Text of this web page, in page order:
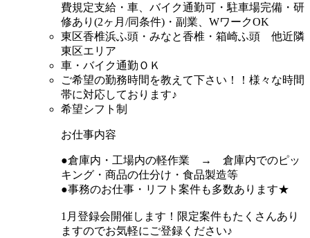
費規定支給・車、バイク通勤可・駐車場完備・研
修あり(2ヶ月/同条件)・副業、WワークOK
東区香椎浜ふ頭・みなと香椎・箱崎ふ頭 他近隣
東区エリア
車・バイク通勤ＯＫ
ご希望の勤務時間を教えて下さい！！様々な時間
帯に対応しております♪
希望シフト制
お仕事内容
●倉庫内・工場内の軽作業 → 倉庫内でのピッ
キング・商品の仕分け・食品製造等
●事務のお仕事・リフト案件も多数あります★
1月登録会開催します！限定案件もたくさんあり
ますのでお気軽にご登録ください♪